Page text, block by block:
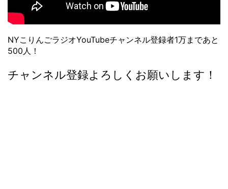
NYこりんごラジオYouTubeチャンネル登録者1万まであと
500人！
チャンネル登録よろしくお願いします！